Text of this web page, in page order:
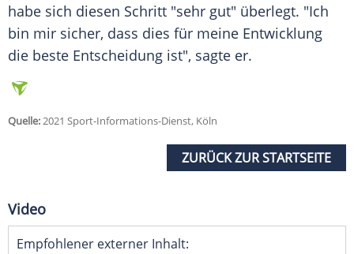
habe sich diesen Schritt "sehr gut" überlegt. "Ich
bin mir sicher, dass dies für meine Entwicklung
die beste Entscheidung ist", sagte er.
Quelle:2021 Sport-Informations-Dienst, Köln
ZURÜCK ZUR STARTSEITE
Video
Empfohlener externer Inhalt: